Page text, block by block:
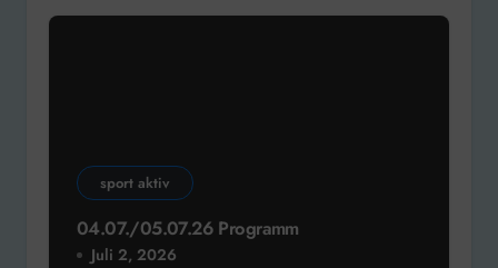
sport aktiv
04.07./05.07.26 Programm
Juli 2, 2026